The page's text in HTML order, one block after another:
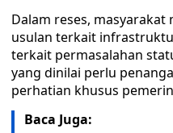
Dalam reses,
usulan terkait
terkait permasalahan
yang dinilai perlu
perhatian khusus
Baca Juga: